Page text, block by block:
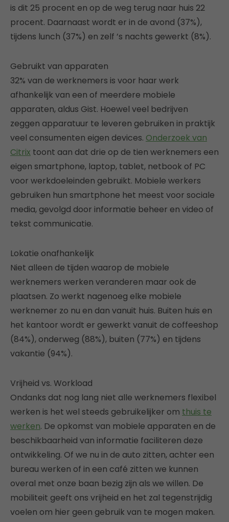
is dit 25 procent en op de weg terug naar huis 22
procent. Daarnaast wordt er in de avond (37%),
tijdens lunch (37%) en zelf ’s nachts gewerkt (8%).
Gebruikt van apparaten
32% van de werknemers is voor haar werk
afhankelijk van een of meerdere mobiele
apparaten, aldus Gist. Hoewel veel bedrijven
zeggen apparatuur te leveren gebruiken in praktijk
veel consumenten eigen devices. Onderzoek van
Citrix toont aan dat drie op de tien werknemers een
eigen smartphone, laptop, tablet, netbook of PC
voor werkdoeleinden gebruikt. Mobiele werkers
gebruiken hun smartphone het meest voor sociale
media, gevolgd door informatie beheer en video of
tekst communicatie.
Lokatie onafhankelijk
Niet alleen de tijden waarop de mobiele
werknemers werken veranderen maar ook de
plaatsen. Zo werkt nagenoeg elke mobiele
werknemer zo nu en dan vanuit huis. Buiten huis en
het kantoor wordt er gewerkt vanuit de coffeeshop
(84%), onderweg (88%), buiten (77%) en tijdens
vakantie (94%).
Vrijheid vs. Workload
Ondanks dat nog lang niet alle werknemers flexibel
werken is het wel steeds gebruikelijker om thuis te
werken. De opkomst van mobiele apparaten en de
beschikbaarheid van informatie faciliteren deze
ontwikkeling. Of we nu in de auto zitten, achter een
bureau werken of in een café zitten we kunnen
overal met onze baan bezig zijn als we willen. De
mobiliteit geeft ons vrijheid en het zal tegenstrijdig
voelen om hier geen gebruik van te mogen maken.